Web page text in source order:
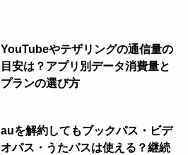
YouTubeやテザリングの通信量の
目安は？アプリ別データ消費量と
プランの選び方
auを解約してもブックパス・ビデ
オパス・うたパスは使える？継続